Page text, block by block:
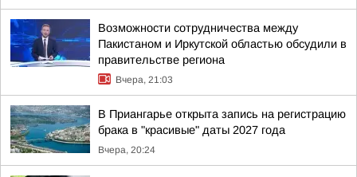
Возможности сотрудничества между
Пакистаном и Иркутской областью обсудили в
правительстве региона
Вчера, 21:03
В Приангарье открыта запись на регистрацию
брака в "красивые" даты 2027 года
Вчера, 20:24